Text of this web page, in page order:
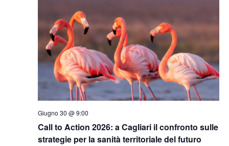
Giugno 30 @ 9:00
Call to Action 2026: a Cagliari il confronto sulle
strategie per la sanità territoriale del futuro